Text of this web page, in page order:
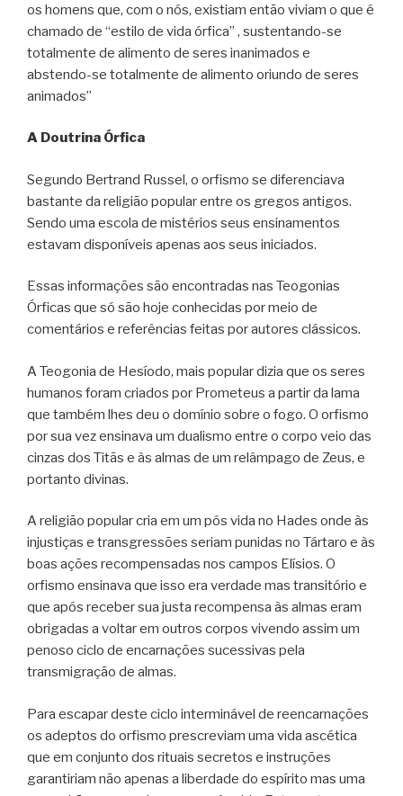
os homens que, com o nós, existiam então viviam o que é
chamado de “estilo de vida órfica” , sustentando-se
totalmente de alimento de seres inanimados e
abstendo-se totalmente de alimento oriundo de seres
animados”
A Doutrina Órfica
Segundo Bertrand Russel, o orfismo se diferenciava
bastante da religião popular entre os gregos antigos.
Sendo uma escola de mistérios seus ensinamentos
estavam disponíveis apenas aos seus iniciados.
Essas informações são encontradas nas Teogonias
Órficas que só são hoje conhecidas por meio de
comentários e referências feitas por autores clássicos.
A Teogonia de Hesíodo, mais popular dizia que os seres
humanos foram criados por Prometeus a partir da lama
que também lhes deu o domínio sobre o fogo. O orfismo
por sua vez ensinava um dualismo entre o corpo veio das
cinzas dos Titãs e às almas de um relâmpago de Zeus, e
portanto divinas.
A religião popular cria em um pós vida no Hades onde às
injustiças e transgressões seriam punidas no Tártaro e às
boas ações recompensadas nos campos Elísios. O
orfismo ensinava que isso era verdade mas transitório e
que após receber sua justa recompensa às almas eram
obrigadas a voltar em outros corpos vivendo assim um
penoso ciclo de encarnações sucessivas pela
transmigração de almas.
Para escapar deste ciclo interminável de reencarnações
os adeptos do orfismo prescreviam uma vida ascética
que em conjunto dos rituais secretos e instruções
garantiriam não apenas a liberdade do espírito mas uma